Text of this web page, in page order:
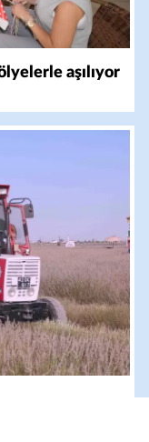
aşılıyor